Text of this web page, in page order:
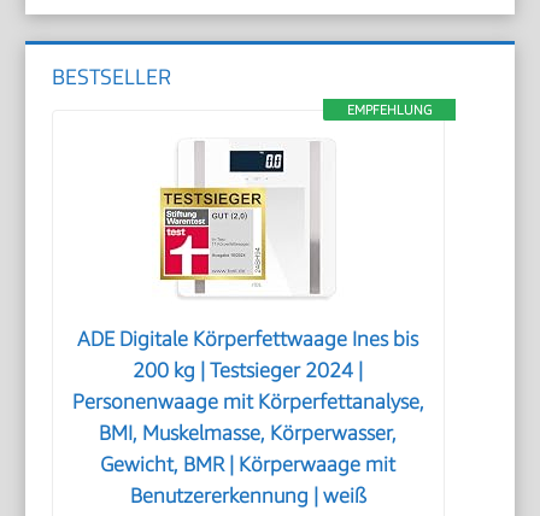
BESTSELLER
EMPFEHLUNG
ADE Digitale Körperfettwaage Ines bis
200 kg | Testsieger 2024 |
Personenwaage mit Körperfettanalyse,
BMI, Muskelmasse, Körperwasser,
Gewicht, BMR | Körperwaage mit
Benutzererkennung | weiß